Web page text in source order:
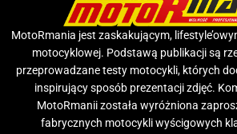
MotoRmania jest zaskakującym,
motocyklowej. Podstawą publikacji są
przeprowadzane testy motocykli, których
inspirujący sposób prezentacji zdjęć.
MotoRmanii została wyróżniona
fabrycznych motocykli wyścigowych